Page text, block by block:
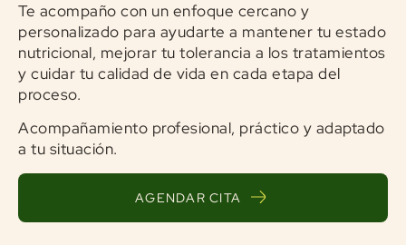
Te acompaño con un enfoque cercano y
personalizado para ayudarte a mantener tu estado
nutricional, mejorar tu tolerancia a los tratamientos
y cuidar tu calidad de vida en cada etapa del
proceso.
Acompañamiento profesional, práctico y adaptado
a tu situación.
AGENDAR CITA